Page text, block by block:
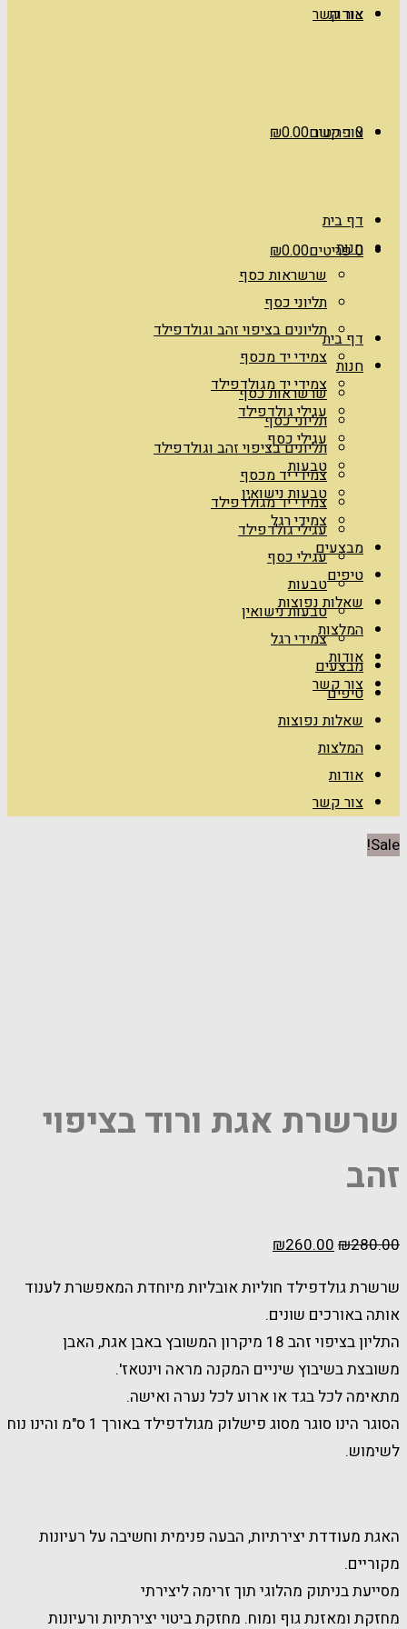
צור קשר
0 פריטים ₪0.00
דף בית
חנות
שרשראות כסף
תליוני כסף
תליונים בציפוי זהב וגולדפילד
צמידי יד מכסף
צמידי יד מגולדפילד
עגילי גולדפילד
עגילי כסף
טבעות
טבעות נישואין
צמידי רגל
מבצעים
טיפים
שאלות נפוצות
המלצות
אודות
צור קשר
אודות
צור קשר
0 פריטים ₪0.00
דף בית
חנות
שרשראות כסף
תליוני כסף
תליונים בציפוי זהב וגולדפילד
צמידי יד מכסף
צמידי יד מגולדפילד
עגילי גולדפילד
עגילי כסף
טבעות
טבעות נישואין
צמידי רגל
מבצעים
טיפים
שאלות נפוצות
המלצות
אודות
צור קשר
Sale!
שרשרת אגת ורוד בציפוי
זהב
₪280.00
₪260.00
שרשרת גולדפילד חוליות אובליות מיוחדת המאפשרת לענוד
אותה באורכים שונים.
התליון בציפוי זהב 18 מיקרון המשובץ באבן אגת, האבן
משובצת בשיבוץ שיניים המקנה מראה וינטאז'.
מתאימה לכל בגד או ארוע לכל נערה ואישה.
הסוגר הינו סוגר מסוג פישלוק מגולדפילד באורך 1 ס"מ והינו נוח
לשימוש.
האגת מעודדת יצירתיות, הבעה פנימית וחשיבה על רעיונות
מקוריים.
מסייעת בניתוק מהלוגי תוך זרימה ליצירתי
מחזקת ומאזנת גוף ומוח. מחזקת ביטוי יצירתיות ורעיונות